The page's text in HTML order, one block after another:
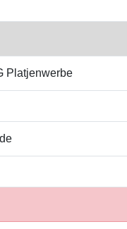
Platjenwerbe